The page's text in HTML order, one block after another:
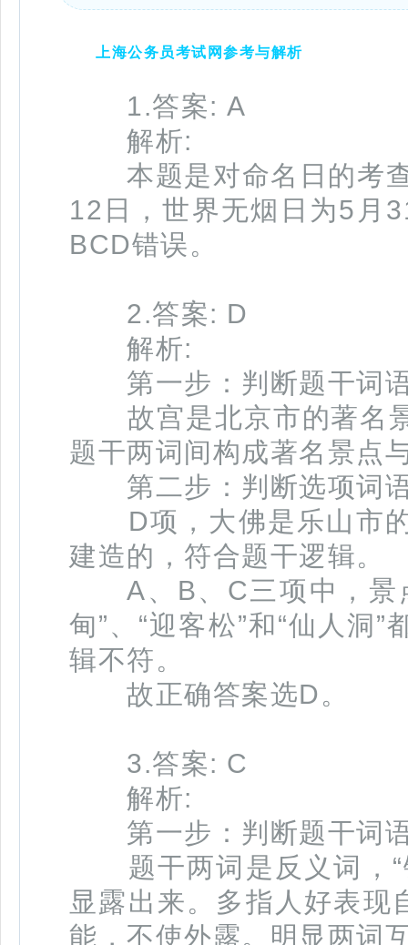
上海公务员考试网参考与解析
1.答案: A
解析:
本题是对命名日的考查
12日，世界无烟日为5月
BCD错误。
2.答案: D
解析:
第一步：判断题干词
故宫是北京市的著名景
题干两词间构成著名景点
第二步：判断选项词
D项，大佛是乐山市的
建造的，符合题干逻辑。
A、B、C三项中，景
甸”、“迎客松”和“仙人洞
辑不符。
故正确答案选D。
3.答案: C
解析:
第一步：判断题干词
题干两词是反义词，“
显露出来。多指人好表现
能，不使外露。明显两词